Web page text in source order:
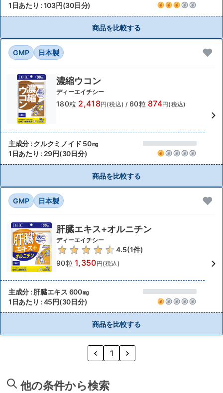
1日あたり : 103円(30日分)
商品を比較する
GMP 日本製
濃縮ウコン
ディーエイチシー
180粒 2,418円(税込) / 60粒 874円(税込)
主成分 : クルクミノイド 50㎎
1日あたり : 29円(30日分)
商品を比較する
GMP 日本製
肝臓エキス+オルニチン
ディーエイチシー
4.5(1件)
90粒 1,350円(税込)
主成分 : 肝臓エキス 600㎎
1日あたり : 45円(30日分)
商品を比較する
1
他の条件から検索